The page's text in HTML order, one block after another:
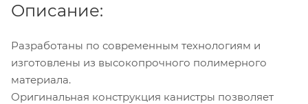
Описание:
Разработаны по современным технологиям и
изготовлены из высокопрочного полимерного
материала.
Оригинальная конструкция канистры позволяет